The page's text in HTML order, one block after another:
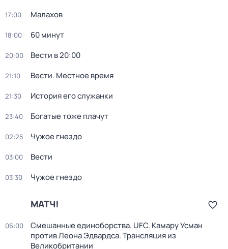
17:00 Малахов
18:00 60 минут
20:00 Вести в 20:00
21:10 Вести. Местное время
21:30 История его служанки
23:40 Богатые тоже плачут
02:25 Чужое гнездо
03:00 Вести
03:30 Чужое гнездо
МАТЧ!
06:00
Смешанные единоборства. UFC. Камару Усман
против Леона Эдвардса. Трансляция из
Великобритании